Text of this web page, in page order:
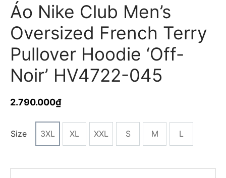
Áo Nike Club Men’s
Oversized French Terry
Pullover Hoodie ‘Off-
Noir’ HV4722-045
2.790.000₫
Size 3XL XL XXL S M L